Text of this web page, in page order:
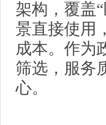
架构，覆盖
景直接使用
成本。作为
筛选，服务
心。